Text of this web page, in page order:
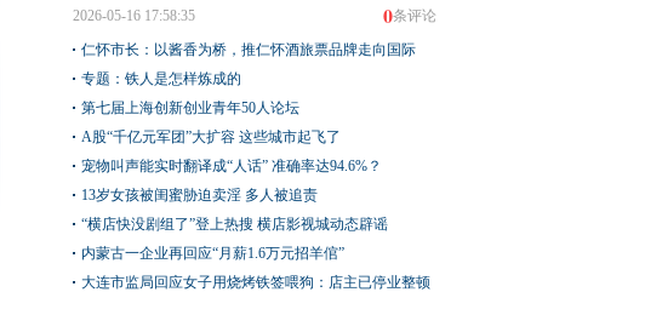
0条评论
2026-05-16 17:58:35
仁怀市长：以酱香为桥，推仁怀酒旅票品牌走向国际
专题：铁人是怎样炼成的
第七届上海创新创业青年50人论坛
A股“千亿元军团”大扩容 这些城市起飞了
宠物叫声能实时翻译成“人话” 准确率达94.6%？
13岁女孩被闺蜜胁迫卖淫 多人被追责
“横店快没剧组了”登上热搜 横店影视城动态辟谣
内蒙古一企业再回应“月薪1.6万元招羊倌”
大连市监局回应女子用烧烤铁签喂狗：店主已停业整顿